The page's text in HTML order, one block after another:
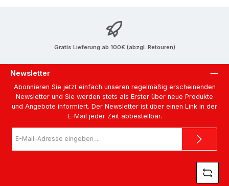
Gratis Lieferung ab 100€ (abzgl. Retouren)
Newsletter
Abonnieren Sie jetzt einfach unseren regelmäßig erscheinenden
Newsletter und Sie werden stets als Erster über neue Produkte
und Angebote informiert. Der Newsletter ist über einen Link in der
E-Mail jeder Zeit abbestellbar.
Mail-
Adresse